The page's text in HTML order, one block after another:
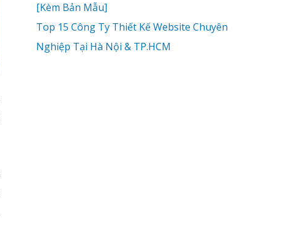
[Kèm Bản Mẫu]
Top 15 Công Ty Thiết Kế Website Chuyên
Nghiệp Tại Hà Nội & TP.HCM